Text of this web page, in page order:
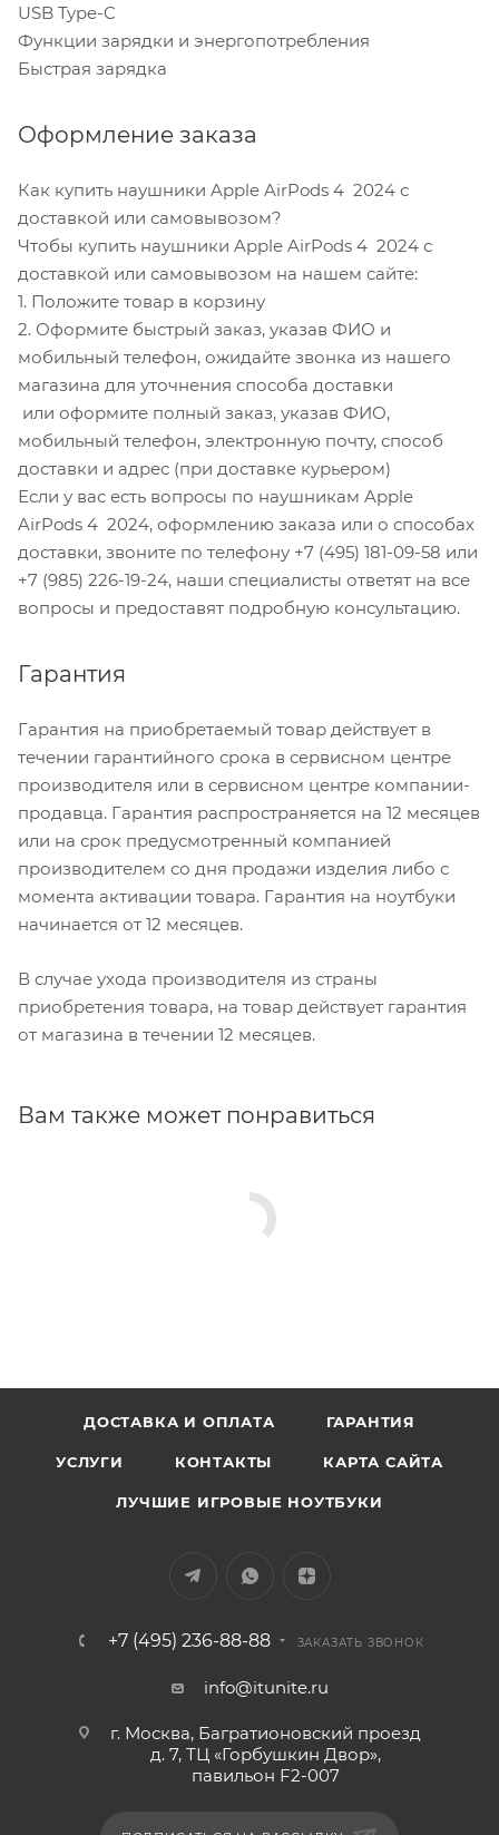
USB Type-C
Функции зарядки и энергопотребления
Быстрая зарядка
Оформление заказа
Как купить наушники Apple AirPods 4 2024 с
доставкой или самовывозом?
Чтобы купить наушники Apple AirPods 4 2024 с
доставкой или самовывозом на нашем сайте:
1. Положите товар в корзину
2. Оформите быстрый заказ, указав ФИО и
мобильный телефон, ожидайте звонка из нашего
магазина для уточнения способа доставки
или оформите полный заказ, указав ФИО,
мобильный телефон, электронную почту, способ
доставки и адрес (при доставке курьером)
Если у вас есть вопросы по наушникам Apple
AirPods 4 2024, оформлению заказа или о способах
доставки, звоните по телефону +7 (495) 181-09-58 или
+7 (985) 226-19-24, наши специалисты ответят на все
вопросы и предоставят подробную консультацию.
Гарантия
Гарантия на приобретаемый товар действует в
течении гарантийного срока в сервисном центре
производителя или в сервисном центре компании-
продавца. Гарантия распространяется на 12 месяцев
или на срок предусмотренный компанией
производителем со дня продажи изделия либо с
момента активации товара. Гарантия на ноутбуки
начинается от 12 месяцев.
В случае ухода производителя из страны
приобретения товара, на товар действует гарантия
от магазина в течении 12 месяцев.
Вам также может понравиться
ДОСТАВКА И ОПЛАТА ГАРАНТИЯ
УСЛУГИ КОНТАКТЫ КАРТА САЙТА
ЛУЧШИЕ ИГРОВЫЕ НОУТБУКИ
+7 (495) 236-88-88 ЗАКАЗАТЬ ЗВОНОК
info@itunite.ru
г. Москва, Багратионовский проезд
д. 7, ТЦ «Горбушкин Двор»,
павильон F2-007